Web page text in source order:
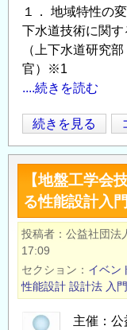
１． 地域特性の
下水道技術に関す
（上下水道研究
官）※1
....続きを読む
住
宅・
社
会
資
本
分
野
に
お
け
続きを見る
【地盤工学会
る性能設計入
投稿者 公益社団法
17:09
セクション
イベン
性能設計 設計法 入
主催：